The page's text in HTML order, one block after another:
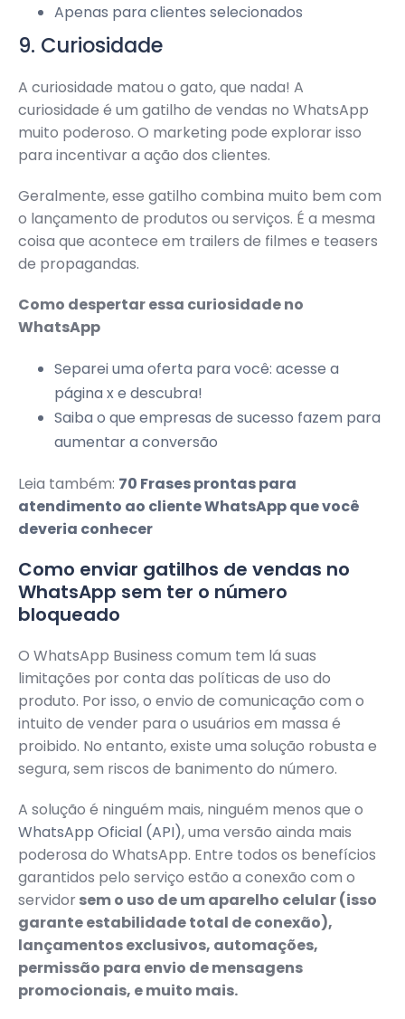
Apenas para clientes selecionados
9. Curiosidade
A curiosidade matou o gato, que nada! A
curiosidade é um gatilho de vendas no WhatsApp
muito poderoso. O marketing pode explorar isso
para incentivar a ação dos clientes.
Geralmente, esse gatilho combina muito bem com
o lançamento de produtos ou serviços. É a mesma
coisa que acontece em trailers de filmes e teasers
de propagandas.
Como despertar essa curiosidade no
WhatsApp
Separei uma oferta para você: acesse a
página x e descubra!
Saiba o que empresas de sucesso fazem para
aumentar a conversão
Leia também: 70 Frases prontas para
atendimento ao cliente WhatsApp que você
deveria conhecer
Como enviar gatilhos de vendas no
WhatsApp sem ter o número
bloqueado
O WhatsApp Business comum tem lá suas
limitações por conta das políticas de uso do
produto. Por isso, o envio de comunicação com o
intuito de vender para o usuários em massa é
proibido. No entanto, existe uma solução robusta e
segura, sem riscos de banimento do número.
A solução é ninguém mais, ninguém menos que o
WhatsApp Oficial (API), uma versão ainda mais
poderosa do WhatsApp. Entre todos os benefícios
garantidos pelo serviço estão a conexão com o
servidorsem o uso de um aparelho celular (isso
garante estabilidade total de conexão),
lançamentos exclusivos, automações,
permissão para envio de mensagens
promocionais, e muito mais.